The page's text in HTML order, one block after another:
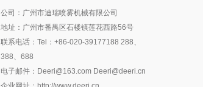
公司：广州市迪瑞喷雾机械有限公司
地址：广州市番禺区石楼镇莲花西路56号
联系电话：Tel：+86-020-39177188 288、
388、688
电子邮件：Deeri@163.com Deeri@deeri.cn